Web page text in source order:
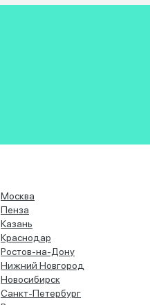
Москва
Пенза
Казань
Краснодар
Ростов-на-Дону
Нижний Новгород
Новосибирск
Санкт-Петербург